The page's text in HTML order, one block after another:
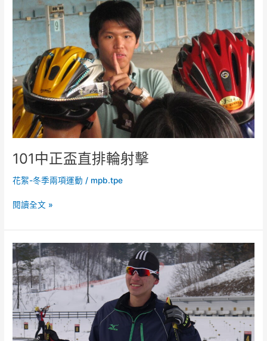
101中正盃直排輪射擊
花絮-冬季兩項運動 / mpb.tpe
直
排
射
擊
閱讀全文 »
2012
冬
季
兩
項
亞
洲
錦